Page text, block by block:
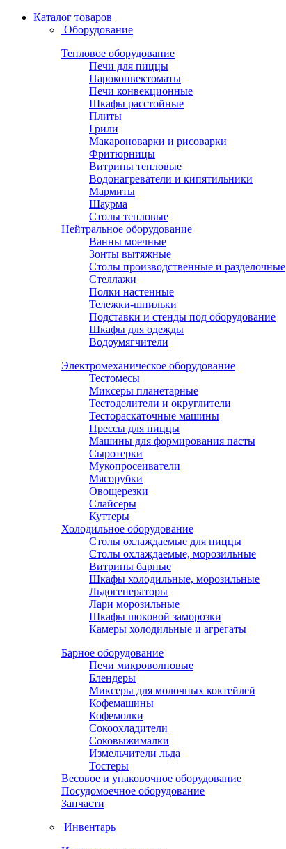
Каталог товаров
Оборудование
Тепловое оборудование
Печи для пиццы
Пароконвектоматы
Печи конвекционные
Шкафы расстойные
Плиты
Грили
Макароноварки и рисоварки
Фритюрницы
Витрины тепловые
Водонагреватели и кипятильники
Мармиты
Шаурма
Столы тепловые
Нейтральное оборудование
Ванны моечные
Зонты вытяжные
Столы производственные и разделочные
Стеллажи
Полки настенные
Тележки-шпильки
Подставки и стенды под оборудование
Шкафы для одежды
Водоумягчители
Электромеханическое оборудование
Тестомесы
Миксеры планетарные
Тестоделители и округлители
Тестораскаточные машины
Прессы для пиццы
Машины для формирования пасты
Сыротерки
Мукопросеиватели
Мясорубки
Овощерезки
Слайсеры
Куттеры
Холодильное оборудование
Столы охлаждаемые для пиццы
Столы охлаждаемые, морозильные
Витрины барные
Шкафы холодильные, морозильные
Льдогенераторы
Лари морозильные
Шкафы шоковой заморозки
Камеры холодильные и агрегаты
Барное оборудование
Печи микроволновые
Блендеры
Миксеры для молочных коктейлей
Кофемашины
Кофемолки
Сокоохладители
Соковыжималки
Измельчители льда
Тостеры
Весовое и упаковочное оборудование
Посудомоечное оборудование
Запчасти
Инвентарь